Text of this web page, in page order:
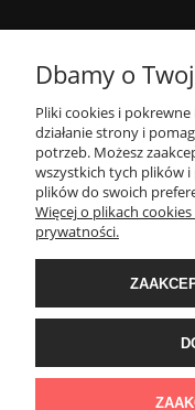
Wyposażenie łazienek
sklep@lazienki.eco | Tel.:
Stoń | NIP:
Dbamy o
Pliki cookies i
działanie strony i
potrzeb. Możesz
wszystkich tych plików
plików do swoich
Więcej o plikach
prywatności.